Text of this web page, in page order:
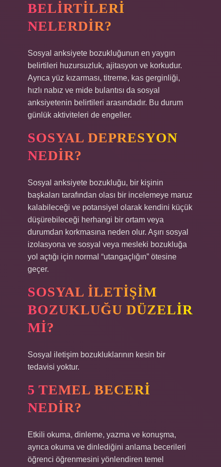
BELIRTILERI
NELERDIR?
Sosyal anksiyete bozukluğunun en yaygın
belirtileri huzursuzluk, ajitasyon ve korkudur.
Ayrıca yüz kızarması, titreme, kas gerginliği,
hızlı nabız ve mide bulantısı da sosyal
anksiyetenin belirtileri arasındadır. Bu durum
günlük aktiviteleri de engeller.
SOSYAL DEPRESYON
NEDIR?
Sosyal anksiyete bozukluğu, bir kişinin
başkaları tarafından olası bir incelemeye maruz
kalabileceği ve potansiyel olarak kendini küçük
düşürebileceği herhangi bir ortam veya
durumdan korkmasına neden olur. Aşırı sosyal
izolasyona ve sosyal veya mesleki bozukluğa
yol açtığı için normal “utangaçlığın” ötesine
geçer.
SOSYAL ILETIŞIM
BOZUKLUĞU DÜZELIR
MI?
Sosyal iletişim bozukluklarının kesin bir
tedavisi yoktur.
5 TEMEL BECERI
NEDIR?
Etkili okuma, dinleme, yazma ve konuşma,
ayrıca okuma ve dinlediğini anlama becerileri
öğrenci öğrenmesini yönlendiren temel